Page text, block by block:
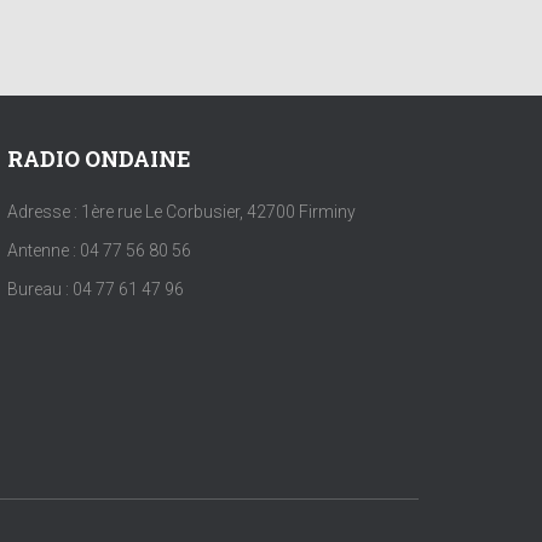
RADIO ONDAINE
Adresse : 1ère rue Le Corbusier, 42700 Firminy
Antenne : 04 77 56 80 56
Bureau : 04 77 61 47 96